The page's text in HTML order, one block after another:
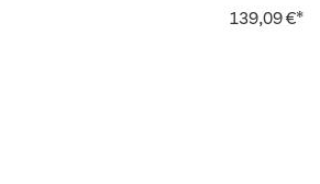
139,09 €*